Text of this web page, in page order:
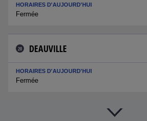
HORAIRES D'AUJOURD'HUI
Fermée
20 DEAUVILLE
HORAIRES D'AUJOURD'HUI
Fermée